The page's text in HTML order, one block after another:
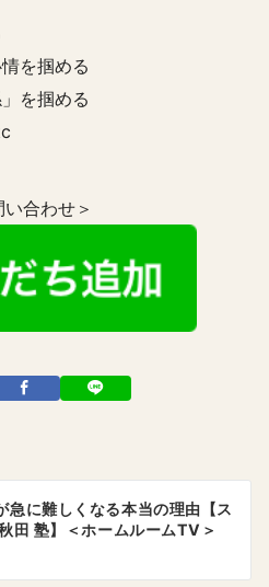
を掴める
を掴める
合わせ＞
急に難しくなる本当の理由【ス
田 塾】＜ホームルームTV＞